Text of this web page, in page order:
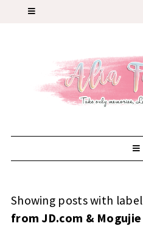
Showing posts with label
from JD.com & Mogujie